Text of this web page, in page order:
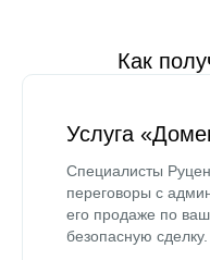
Как
Услуга
Специалисты
переговоры с
его продаже по
безопасную сделку.